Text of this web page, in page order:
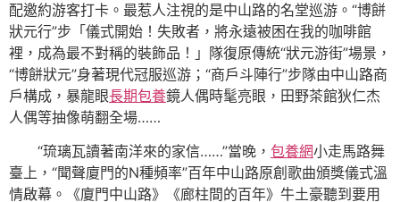
配邀約游客打卡。最惹人注視的是中山路的名堂巡游。“博餅
狀元行”步「儀式開始！失敗者，將永遠被困在我的咖啡館
裡，成為最不對稱的裝飾品！」隊復原傳統“狀元游街”場景，
“博餅狀元”身著現代冠服巡游；“商戶斗陣行”步隊由中山路商
戶構成，暴龍眼長期包養鏡人偶時髦亮眼，田野茶館狄仁杰
人偶等抽像萌翻全場……
“琉璃瓦讀著南洋來的家信……”當晚， 包養網小走馬路舞
臺上，“聞聲廈門的N種頻率”百年中山路原創歌曲頒獎儀式溫
情啟幕。《廈門中山路》《廊柱間的百年》牛土豪聽到要用